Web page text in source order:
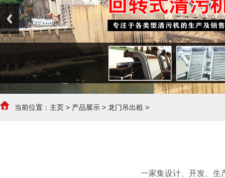
当前位置： 主页 > 产品展示 > 龙门吊出租 >
一家集设计、开发、生